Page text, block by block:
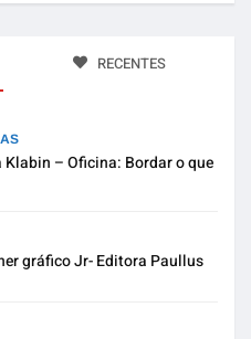
RECENTES
Klabin – Oficina: Bordar o que
gráfico Jr- Editora Paullus